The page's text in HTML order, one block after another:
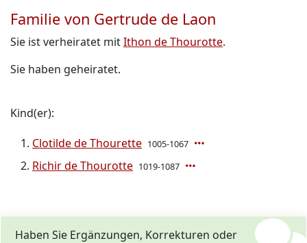
Familie von Gertrude de Laon
Sie ist verheiratet mitIthon de Thourotte.
Sie haben geheiratet.
Kind(er):
Clotilde de Thourette 1005-1067
Richir de Thourotte 1019-1087
Haben Sie Ergänzungen, Korrekturen oder